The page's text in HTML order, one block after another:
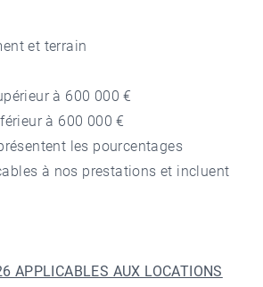
et terrain
à 600 000 €
à 600 000 €
les pourcentages
à nos prestations et incluent
APPLICABLES AUX LOCATIONS